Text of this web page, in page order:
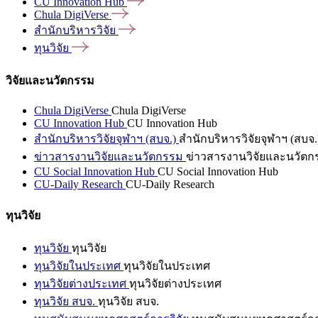
Chula DigiVerse
สำนักบริหารวิจัย
ทุนวิจัย
วิจัยและนวัตกรรม
Chula DigiVerse Chula DigiVerse
CU Innovation Hub CU Innovation Hub
สำนักบริหารวิจัยจุฬาฯ (สบจ.) สำนักบริหารวิจัยจุฬาฯ (สบจ
ข่าวสารงานวิจัยและนวัตกรรม ข่าวสารงานวิจัยและนวัตก
CU Social Innovation Hub CU Social Innovation Hub
CU-Daily Research CU-Daily Research
ทุนวิจัย
ทุนวิจัย ทุนวิจัย
ทุนวิจัยในประเทศ ทุนวิจัยในประเทศ
ทุนวิจัยต่างประเทศ ทุนวิจัยต่างประเทศ
ทุนวิจัย สบจ. ทุนวิจัย สบจ.